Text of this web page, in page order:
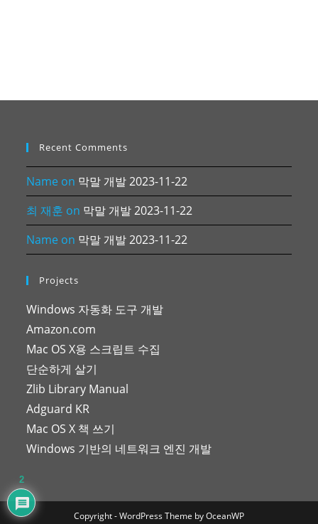
Recent Comments
Name on 막말 개발 2023-11-22
최 재훈 on 막말 개발 2023-11-22
Name on 막말 개발 2023-11-22
Projects
Windows 자동화 도구 개발
Amazon.com
Mac OS X용 스크립트 수집
단순하게 살기
Zlib Library Manual
Adguard KR
Mac OS X 책 쓰기
Windows 기반의 네트워크 엔진 개발
Copyright - WordPress Theme by OceanWP
2